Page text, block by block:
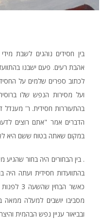
בין חסידים נוהגים לשבת
אהבת רעים. פעם ישבנו
לכתוב ספרים שלמים על
ועל מסירות הנפש שלו
בהתעוררות חסידית. ר' מענדל
הדברים אמר "אתם רוצים
במקום שאתה בטוח ששם היא
. בין הבחורים היה בחור
בהתוועדות חסידית ועתה
כאשר
מסביבו יושבים למעלה ממאה
ובביאור עניין נפש הבהמית